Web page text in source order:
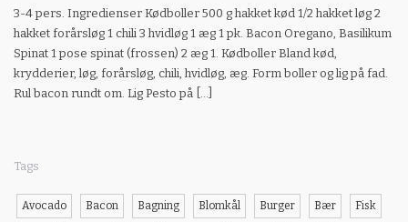
3-4 pers. Ingredienser Kødboller 500 g hakket kød 1/2 hakket løg 2
hakket forårsløg 1 chili 3 hvidløg 1 æg 1 pk. Bacon Oregano, Basilikum
Spinat 1 pose spinat (frossen) 2 æg 1. Kødboller Bland kød,
krydderier, løg, forårsløg, chili, hvidløg, æg. Form boller og lig på fad.
Rul bacon rundt om. Lig Pesto på […]
Tags
Avocado Bacon Bagning Blomkål Burger Bær Fisk